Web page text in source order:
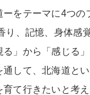
ーをテーマに4つの
り、記憶、身体感
る」から「感じる
通して、北海道と
て行きたいと考え